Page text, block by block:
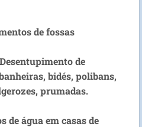
de fossas
de
bidés, polibans,
prumadas.
de água em casas de